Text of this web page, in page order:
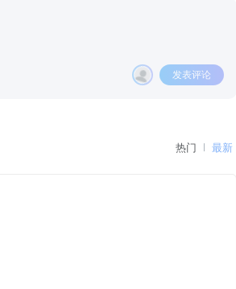
发表评论
热门 最新